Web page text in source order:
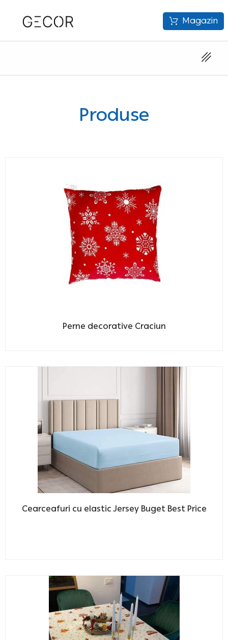
Magazin
Produse
Perne decorative Craciun
Cearceafuri cu elastic Jersey Buget Best Price